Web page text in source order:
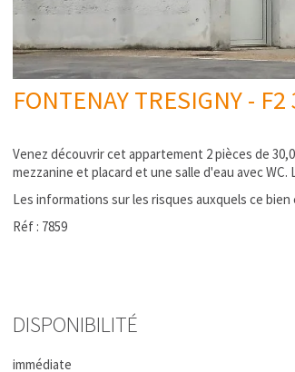
FONTENAY TRESIGNY -
Venez découvrir cet appartement 2 pièces de
mezzanine et placard et une salle d'eau avec
Les informations sur les risques auxquels ce
Réf : 7859
DISPONIBILITÉ
immédiate